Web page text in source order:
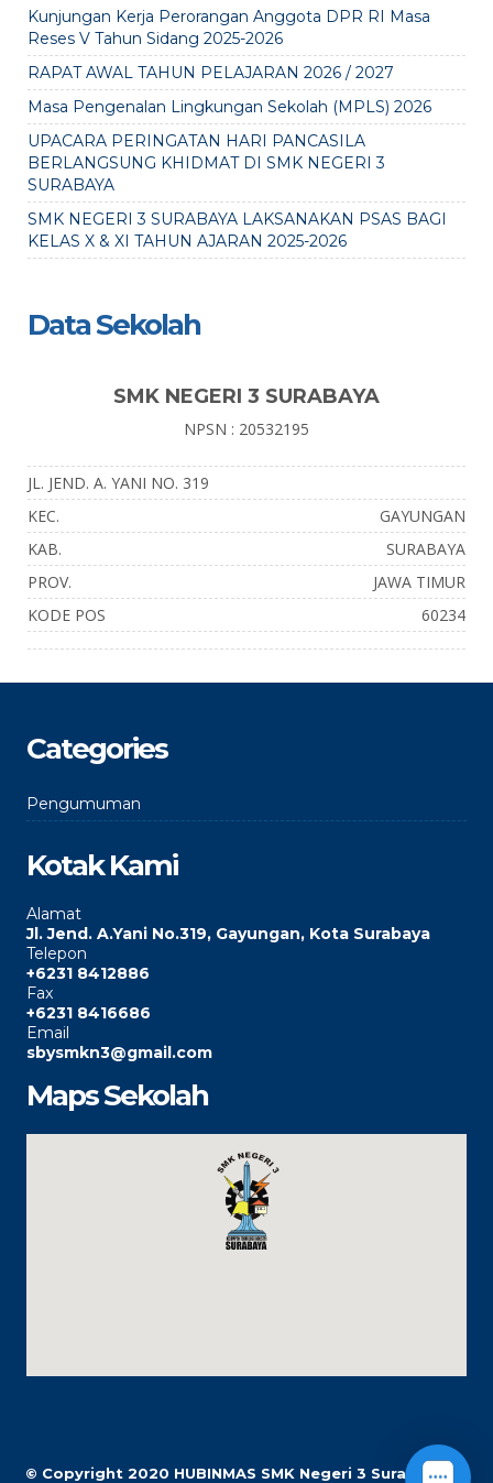
Kunjungan Kerja Perorangan Anggota DPR RI Masa
Reses V Tahun Sidang 2025-2026
RAPAT AWAL TAHUN PELAJARAN 2026 / 2027
Masa Pengenalan Lingkungan Sekolah (MPLS) 2026
UPACARA PERINGATAN HARI PANCASILA
BERLANGSUNG KHIDMAT DI SMK NEGERI 3
SURABAYA
SMK NEGERI 3 SURABAYA LAKSANAKAN PSAS BAGI
KELAS X & XI TAHUN AJARAN 2025-2026
Data Sekolah
SMK NEGERI 3 SURABAYA
NPSN : 20532195
JL. JEND. A. YANI NO. 319
KEC.
GAYUNGAN
KAB.
SURABAYA
PROV.
JAWA TIMUR
KODE POS
60234
Categories
Pengumuman
Kotak Kami
Alamat
Jl. Jend. A.Yani No.319, Gayungan, Kota Surabaya
Telepon
+6231 8412886
Fax
+6231 8416686
Email
sbysmkn3@gmail.com
Maps Sekolah
© Copyright 2020 HUBINMAS SMK Negeri 3 Surabaya |